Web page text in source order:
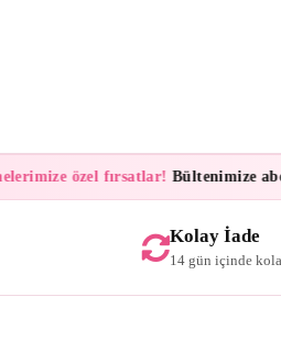
özel fırsatlar!Bültenimize
Kolay İade
14 gün içinde